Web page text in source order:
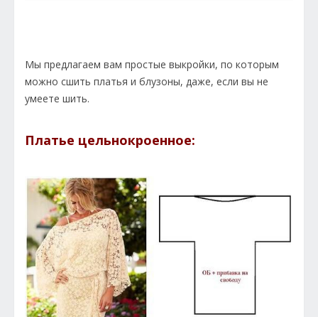
Мы предлагаем вам простые выкройки, по которым
можно сшить платья и блузоны, даже, если вы не
умеете шить.
Платье цельнокроенное: